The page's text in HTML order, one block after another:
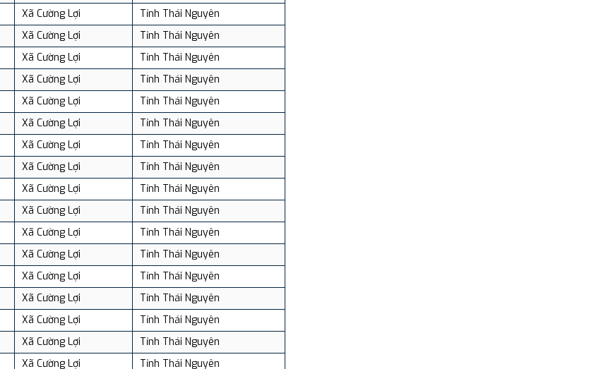
Xã Cường Lợi
Tỉnh Thái Nguyên
Xã Cường Lợi
Tỉnh Thái Nguyên
Xã Cường Lợi
Tỉnh Thái Nguyên
Xã Cường Lợi
Tỉnh Thái Nguyên
Xã Cường Lợi
Tỉnh Thái Nguyên
Xã Cường Lợi
Tỉnh Thái Nguyên
Xã Cường Lợi
Tỉnh Thái Nguyên
Xã Cường Lợi
Tỉnh Thái Nguyên
Xã Cường Lợi
Tỉnh Thái Nguyên
Xã Cường Lợi
Tỉnh Thái Nguyên
Xã Cường Lợi
Tỉnh Thái Nguyên
Xã Cường Lợi
Tỉnh Thái Nguyên
Xã Cường Lợi
Tỉnh Thái Nguyên
Xã Cường Lợi
Tỉnh Thái Nguyên
Xã Cường Lợi
Tỉnh Thái Nguyên
Xã Cường Lợi
Tỉnh Thái Nguyên
Xã Cường Lợi
Tỉnh Thái Nguyên